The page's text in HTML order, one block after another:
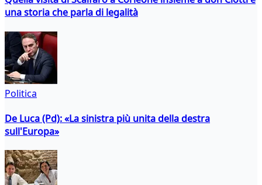
una storia che parla di legalità
Politica
De Luca (Pd): «La sinistra più unita della destra
sull'Europa»